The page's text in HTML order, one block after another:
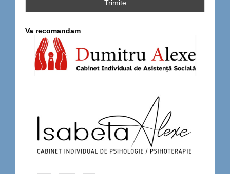
Va recomandam